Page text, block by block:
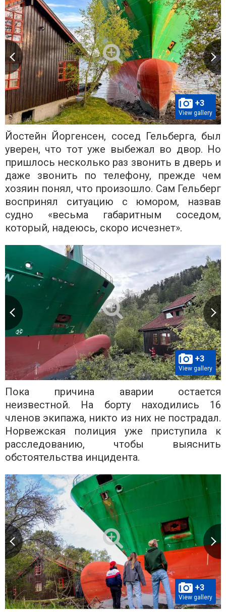
+3
View gallery
Йостейн Йоргенсен, сосед Гельберга, был
уверен, что тот уже выбежал во двор. Но
пришлось несколько раз звонить в дверь и
даже звонить по телефону, прежде чем
хозяин понял, что произошло. Сам Гельберг
воспринял ситуацию с юмором, назвав
судно «весьма габаритным соседом,
который, надеюсь, скоро исчезнет».
+3
View gallery
Пока причина аварии остается
неизвестной. На борту находились 16
членов экипажа, никто из них не пострадал.
Норвежская полиция уже приступила к
расследованию, чтобы выяснить
обстоятельства инцидента.
+3
View gallery